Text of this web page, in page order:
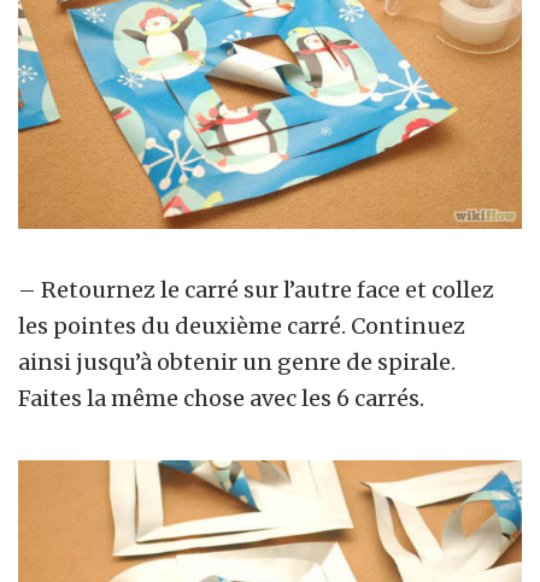
– Retournez le carré sur l’autre face et collez
les pointes du deuxième carré. Continuez
ainsi jusqu’à obtenir un genre de spirale.
Faites la même chose avec les 6 carrés.